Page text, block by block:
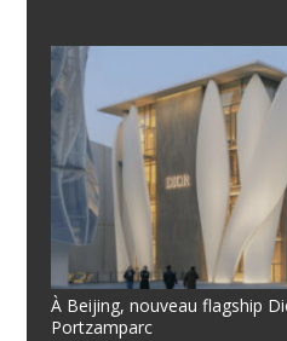
À Beijing, nouveau flagship
Portzamparc